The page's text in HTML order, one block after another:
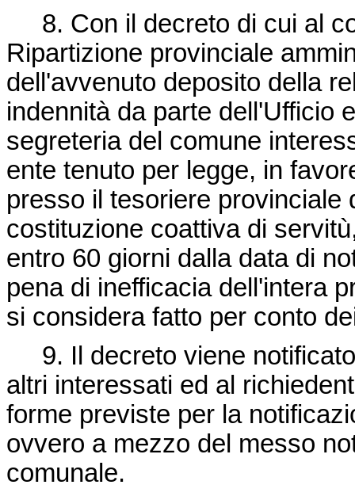
8. Con il decreto di cui al
Ripartizione provinciale
dell'avvenuto deposito della
indennità da parte dell'Ufficio
segreteria del comune
ente tenuto per legge, in
presso il tesoriere provinciale
costituzione coattiva di
entro 60 giorni dalla data di
pena di inefficacia dell'intera
si considera fatto per conto
9. Il decreto viene
altri interessati ed al
forme previste per la
ovvero a mezzo del messo
comunale.